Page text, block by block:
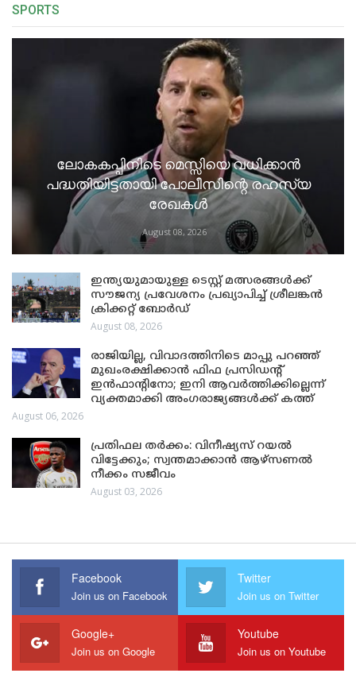
SPORTS
ലോകകപ്പിനിടെ മെസ്സിയെ വധിക്കാൻ
പദ്ധതിയിട്ടതായി പോലീസിന്റെ രഹസ്യ
രേഖകൾ
August 08, 2026
ഇന്ത്യയുമായുള്ള ടെസ്റ്റ് മത്സരങ്ങൾക്ക്
സൗജന്യ പ്രവേശനം പ്രഖ്യാപിച്ച് ശ്രീലങ്കൻ
ക്രിക്കറ്റ് ബോർഡ്
August 08, 2026
രാജിയില്ല, വിവാദത്തിനിടെ മാപ്പു പറഞ്ഞ്
മുഖംരക്ഷിക്കാൻ ഫിഫ പ്രസിഡന്റ്
ഇൻഫാന്റിനോ; ഇനി ആവർത്തിക്കില്ലെന്ന്
വ്യക്തമാക്കി അംഗരാജ്യങ്ങൾക്ക് കത്ത്
August 06, 2026
പ്രതിഫല തർക്കം: വിനീഷ്യസ് റയൽ
വിട്ടേക്കും; സ്വന്തമാക്കാൻ ആഴ്സണൽ
നീക്കം സജീവം
August 03, 2026
Facebook
Join us on Facebook
Twitter
Join us on Twitter
Google+
Join us on Google
Youtube
Join us on Youtube